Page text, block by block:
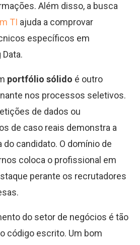
Além disso, a busca
TI ajuda a comprovar
específicos em
portfólio sólido é outro
nos processos seletivos.
de dados ou
de caso reais demonstra a
candidato. O domínio de
coloca o profissional em
perante os recrutadores
do setor de negócios é tão
código escrito. Um bom